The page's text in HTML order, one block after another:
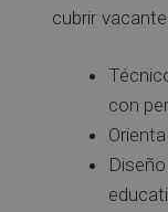
cubrir
con